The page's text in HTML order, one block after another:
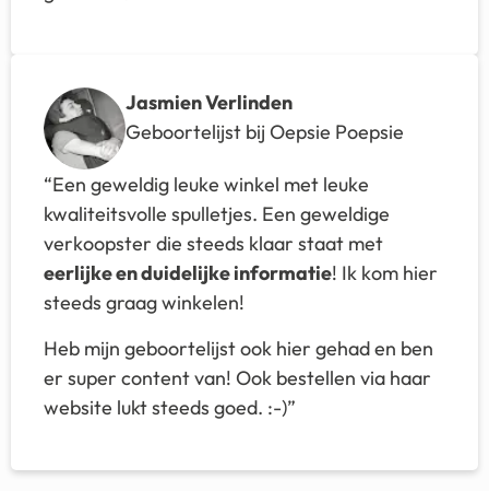
Jasmien Verlinden
Geboortelijst bij Oepsie Poepsie
“Een geweldig leuke winkel met leuke
kwaliteitsvolle spulletjes. Een geweldige
verkoopster die steeds klaar staat met
eerlijke en duidelijke informatie! Ik kom hier
steeds graag winkelen!
Heb mijn geboortelijst ook hier gehad en ben
er super content van! Ook bestellen via haar
website lukt steeds goed. :-)”